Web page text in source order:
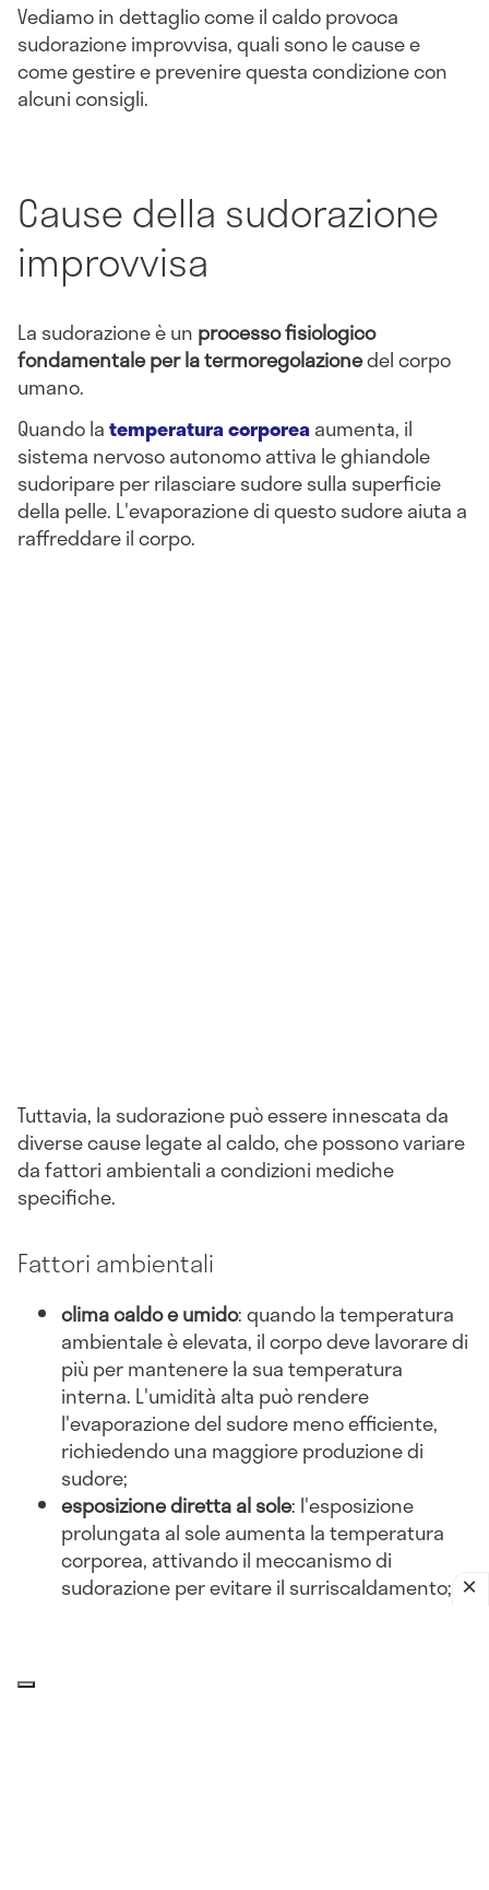
Vediamo in dettaglio come il caldo provoca
sudorazione improvvisa, quali sono le cause e
come gestire e prevenire questa condizione con
alcuni consigli.
Cause della sudorazione
improvvisa
La sudorazione è un processo fisiologico
fondamentale per la termoregolazionedel corpo
umano.
Quando latemperatura corporeaaumenta, il
sistema nervoso autonomo attiva le ghiandole
sudoripare per rilasciare sudore sulla superficie
della pelle. L'evaporazione di questo sudore aiuta a
raffreddare il corpo.
Tuttavia, la sudorazione può essere innescata da
diverse cause legate al caldo, che possono variare
da fattori ambientali a condizioni mediche
specifiche.
Fattori ambientali
clima caldo e umido: quando la temperatura
ambientale è elevata, il corpo deve lavorare di
più per mantenere la sua temperatura
interna. L'umidità alta può rendere
l'evaporazione del sudore meno efficiente,
richiedendo una maggiore produzione di
sudore;
esposizione diretta al sole: l'esposizione
prolungata al sole aumenta la temperatura
corporea, attivando il meccanismo di
sudorazione per evitare il surriscaldamento;